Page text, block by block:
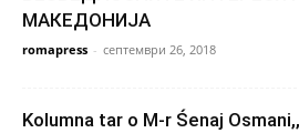
МАКЕДОНИЈА
romapress - септември 26, 2018
Kolumna tar o M-r Śenaj